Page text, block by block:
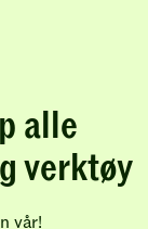
alle
verktøy
vår!